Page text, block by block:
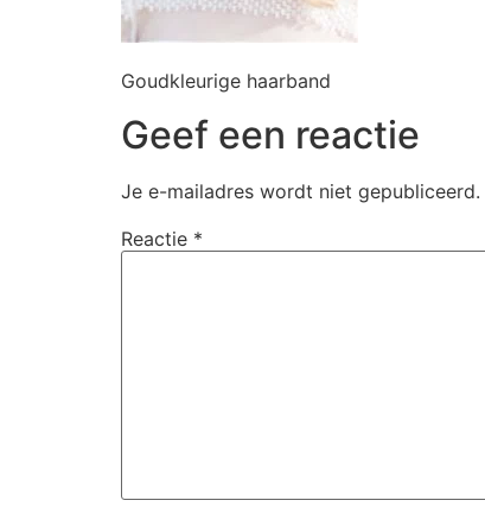
Goudkleurige haarband
Geef een reactie
Je e-mailadres wordt niet gepubliceerd.
Reactie *